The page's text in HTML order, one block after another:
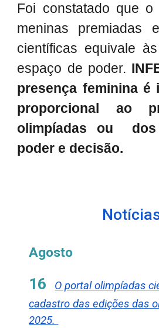
Foi constatado que o
meninas premiadas
científicas equivale
espaço de poder.
presença feminina é
proporcional ao
olimpíadas ou dos
poder e decisão.
Agosto
16
O portal olimpíadas
cadastro das edições das
2025.